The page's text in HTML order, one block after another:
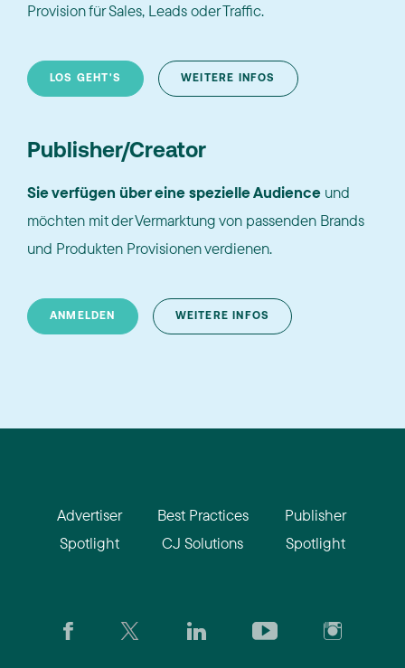
Provision für Sales, Leads oder Traffic.
LOS GEHT'S WEITERE INFOS
Publisher/Creator
Sie verfügen über eine spezielle Audience und
möchten mit der Vermarktung von passenden Brands
und Produkten Provisionen verdienen.
ANMELDEN WEITERE INFOS
Advertiser
Spotlight
Best Practices
CJ Solutions
Publisher
Spotlight